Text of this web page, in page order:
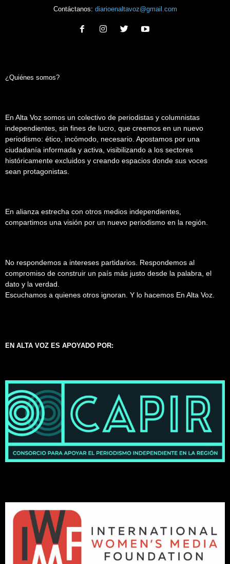
Contáctanos: diarioenaltavoz@gmail.com
¿Quiénes somos?
En Alta Voz somos un colectivo de periodistas y columnistas
independientes, sin fines de lucro, que creemos en un nuevo
periodismo: ético, incómodo, necesario. Apostamos por una
ciudadanía informada y activa, visibilizando a los sectores
históricamente excluidos y creando espacios donde sus voces
sean protagonistas.
En alianza estrecha con otros medios independientes,
compartimos una visión por un nuevo periodismo en la región.
No respondemos a intereses partidarios. Respondemos al
compromiso de construir un país más justo desde la palabra, el
dato y la verdad.
Escuchamos a quienes otros ignoran. Y lo hacemos En Alta Voz.
EN ALTA VOZ ES APOYADO POR: